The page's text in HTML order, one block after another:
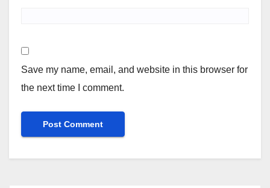
Save my name, email, and website in this browser for
the next time I comment.